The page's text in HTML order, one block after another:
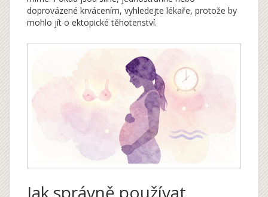
doprovázené krvácením, vyhledejte lékaře, protože by
mohlo jít o ektopické těhotenství.
Jak správně používat